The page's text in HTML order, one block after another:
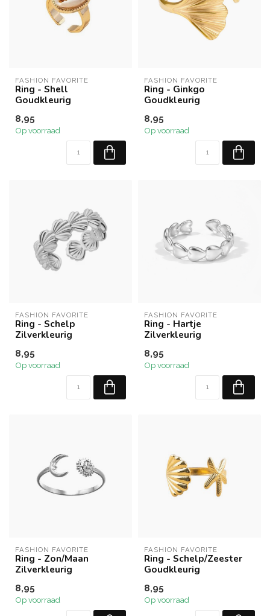
FASHION FAVORITE
Ring - Shell
Goudkleurig
8,95
Op voorraad
FASHION FAVORITE
Ring - Ginkgo
Goudkleurig
8,95
Op voorraad
FASHION FAVORITE
Ring - Schelp
Zilverkleurig
8,95
Op voorraad
FASHION FAVORITE
Ring - Hartje
Zilverkleurig
8,95
Op voorraad
FASHION FAVORITE
Ring - Zon/Maan
Zilverkleurig
8,95
Op voorraad
FASHION FAVORITE
Ring - Schelp/Zeester
Goudkleurig
8,95
Op voorraad